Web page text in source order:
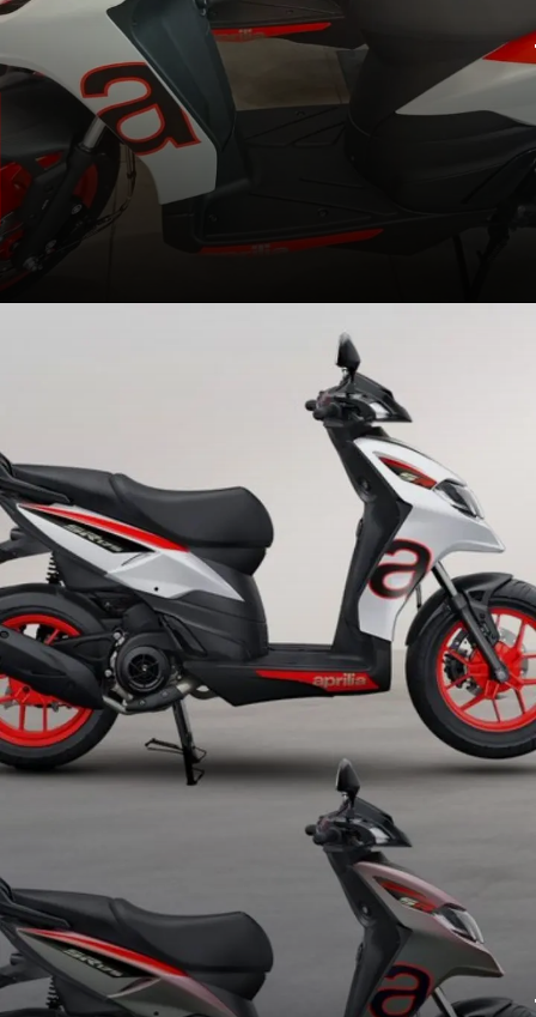
दमदार लॉन्च: SR 175 भारत में पेश
अप्रिलिया ने SR 175 स्कूटर को भारतीय बाजार में
लॉन्च कर दिया है, जिसकी शुरुआती कीमत 1.26
लाख रुपये है। यह SR 160 की जगह लेगा और ज्यादा
एडवांस फीचर्स के साथ आता है.